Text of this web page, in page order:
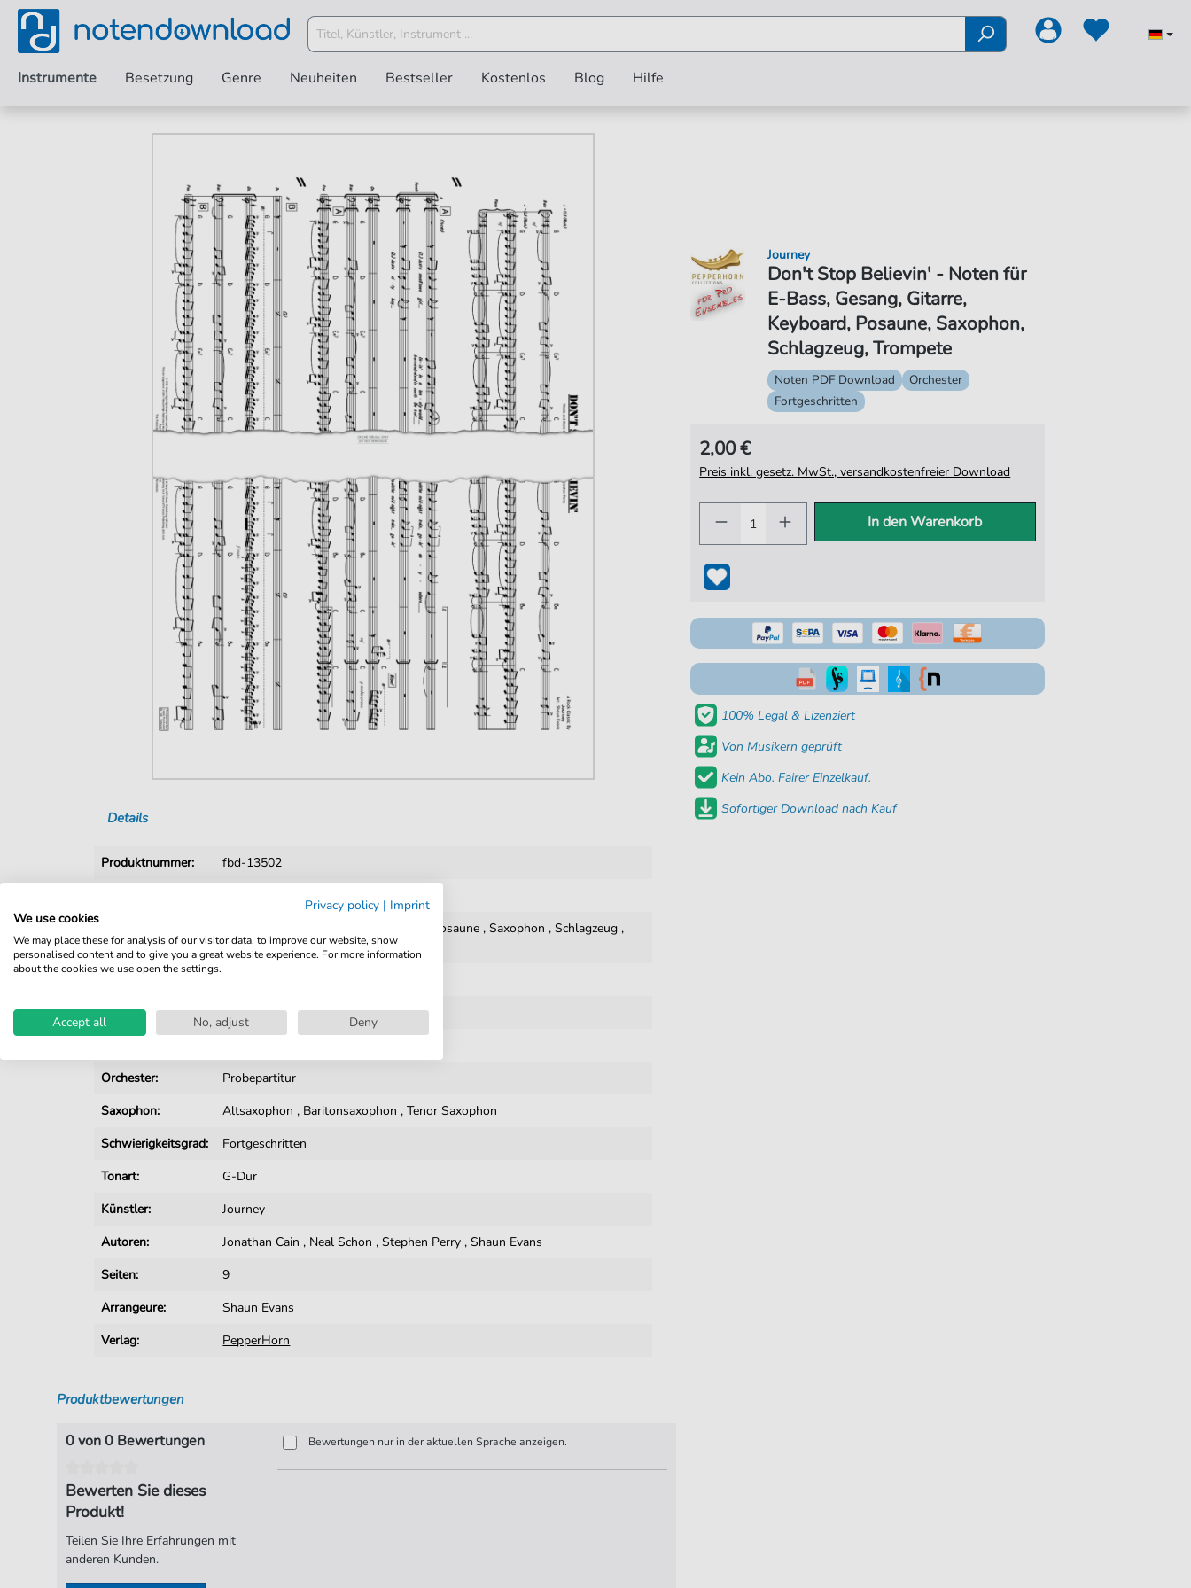
Instrumente Besetzung Genre Neuheiten Bestseller Kostenlos Blog Hilfe
Details
Produktnummer:
fbd-13502
Posaune ,Saxophon ,Schlagzeug ,
Trompete
Popmusik:
Rock
Orchester:
Probepartitur
Saxophon:
Altsaxophon , Baritonsaxophon ,Tenor Saxophon
Schwierigkeitsgrad:
Fortgeschritten
Tonart:
G-Dur
Künstler:
Journey
Autoren:
Jonathan Cain , Neal Schon ,Stephen Perry ,Shaun Evans
Seiten:
9
Arrangeure:
Shaun Evans
Verlag:
PepperHorn
Don't Stop Believin' - Noten für
E-Bass, Gesang, Gitarre,
Keyboard, Posaune, Saxophon,
Schlagzeug, Trompete
Journey
Noten PDF Download
Orchester
Fortgeschritten
2,00 €
Preis inkl. gesetz. MwSt., versandkostenfreier Download
In den Warenkorb
100% Legal & Lizenziert
Von Musikern geprüft
Kein Abo. Fairer Einzelkauf.
Sofortiger Download nach Kauf
Produktbewertungen
0 von 0 Bewertungen
Bewerten Sie dieses
Produkt!
Teilen Sie Ihre Erfahrungen mit
anderen Kunden.
Bewertungen nur in der aktuellen Sprache anzeigen.
Privacy policy | Imprint
We use cookies
We may place these for analysis of our visitor data, to improve our website, show
personalised content and to give you a great website experience. For more information
about the cookies we use open the settings.
Accept all No, adjust Deny